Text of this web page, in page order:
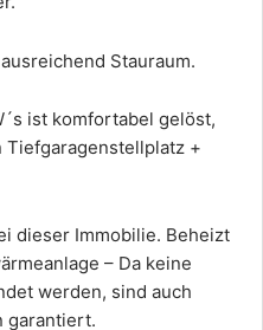
Stauraum.
ist komfortabel gelöst,
+
dieser Immobilie. Beheizt
– Da keine
werden, sind auch
garantiert.